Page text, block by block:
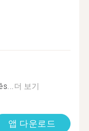
더 보기
앱 다운로드